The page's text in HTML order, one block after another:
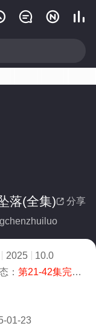
  
 分享
落(全集)
2025
10.0
： 第21-42集完结
01-23